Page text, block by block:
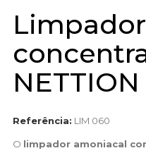
NETTION
Referência: LIM 060
O limpador amoniacal